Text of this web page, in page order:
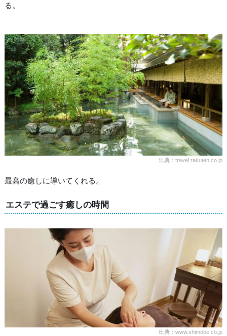
る。
出典：travel.rakuten.co.jp
最高の癒しに導いてくれる。
エステで過ごす癒しの時間
出典：www.shimobe.co.jp